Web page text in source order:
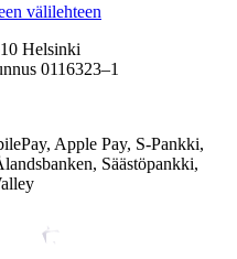
välilehteen
Helsinki
0116323–1
Apple Pay, S-Pankki,
Säästöpankki,